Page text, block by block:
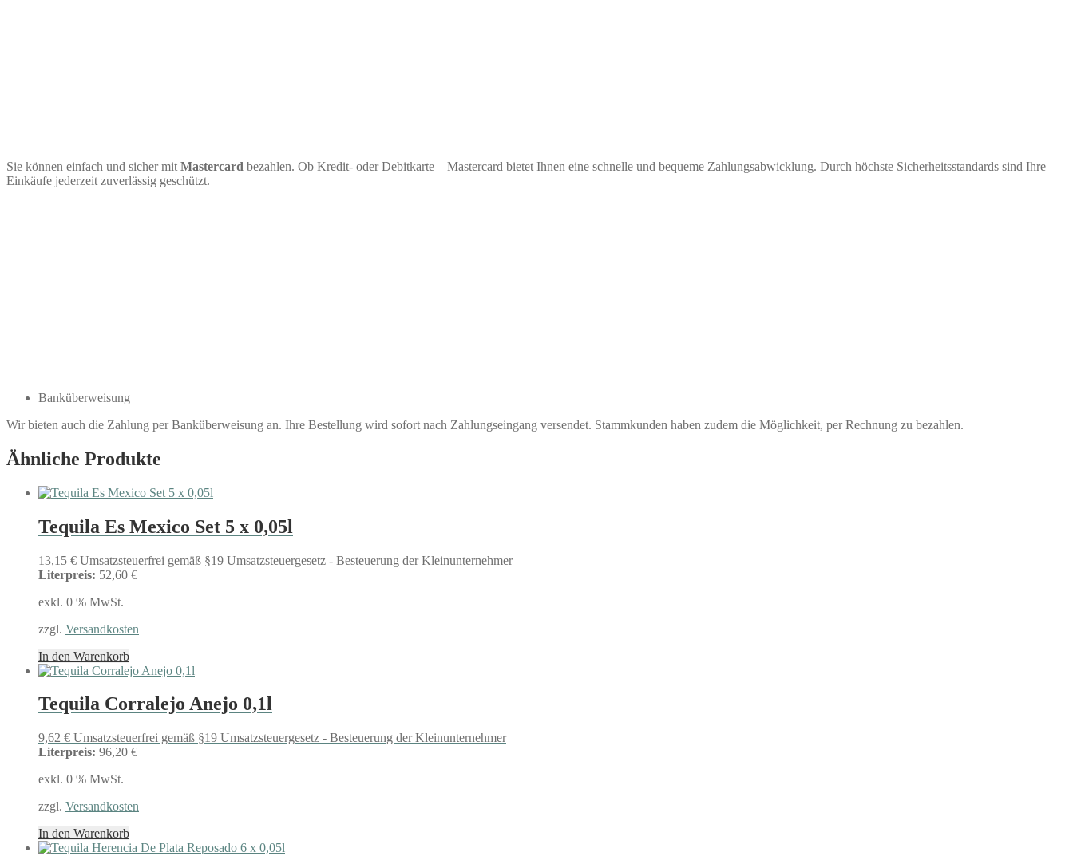
Sie können einfach und sicher mit Mastercard bezahlen. Ob Kredit- oder Debitkarte – Mastercard bietet Ihnen eine schnelle und bequeme Zahlungsabwicklung. Durch höchste Sicherheitsstandards sind Ihre
Einkäufe jederzeit zuverlässig geschützt.
Banküberweisung
Wir bieten auch die Zahlung per Banküberweisung an. Ihre Bestellung wird sofort nach Zahlungseingang versendet. Stammkunden haben zudem die Möglichkeit, per Rechnung zu bezahlen.
Ähnliche Produkte
Tequila Es Mexico Set 5 x 0,05l
13,15 € Umsatzsteuerfrei gemäß §19 Umsatzsteuergesetz - Besteuerung der Kleinunternehmer
Literpreis: 52,60 €
exkl. 0 % MwSt.
zzgl. Versandkosten
In den Warenkorb
Tequila Corralejo Anejo 0,1l
9,62 € Umsatzsteuerfrei gemäß §19 Umsatzsteuergesetz - Besteuerung der Kleinunternehmer
Literpreis: 96,20 €
exkl. 0 % MwSt.
zzgl. Versandkosten
In den Warenkorb